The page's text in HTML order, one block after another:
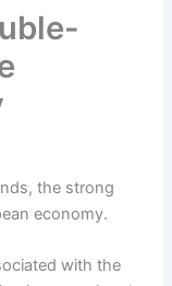
the strong
economy.
with the